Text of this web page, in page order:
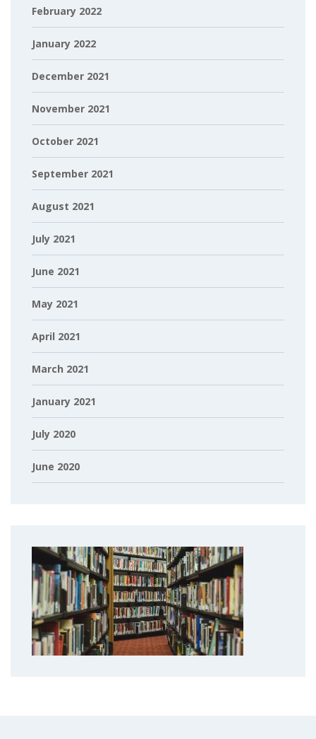
February 2022
January 2022
December 2021
November 2021
October 2021
September 2021
August 2021
July 2021
June 2021
May 2021
April 2021
March 2021
January 2021
July 2020
June 2020